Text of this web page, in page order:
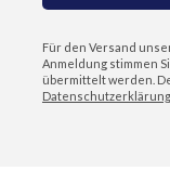
Für den Versand
Anmeldung stimmen
übermittelt werden.
Datenschutzerklärung